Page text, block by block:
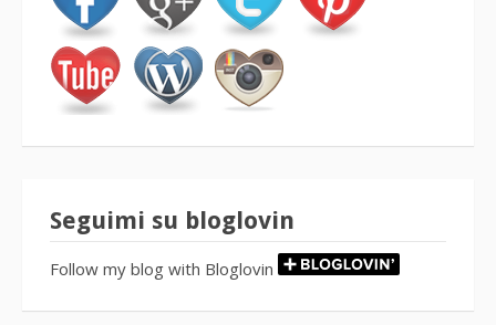
Seguimi su bloglovin
Follow my blog with Bloglovin